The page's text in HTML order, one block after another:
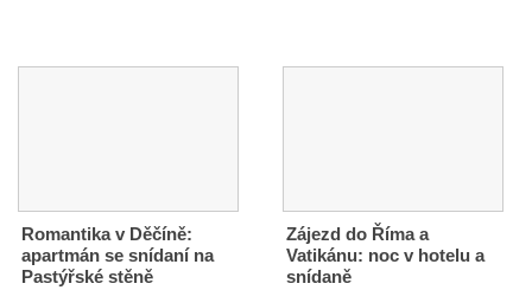
Romantika v Děčíně:
apartmán se snídaní na
Pastýřské stěně
Zájezd do Říma a
Vatikánu: noc v hotelu a
snídaně